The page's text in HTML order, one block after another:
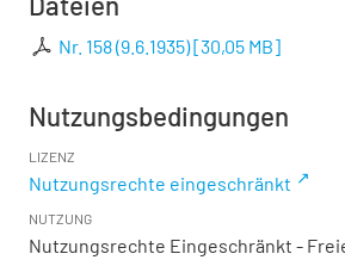
Nr. 158 (9.6.1935)[30,05 MB]
Nutzungsbedingungen
LIZENZ
Nutzungsrechte eingeschränkt
NUTZUNG
Nutzungsrechte Eingeschränkt -